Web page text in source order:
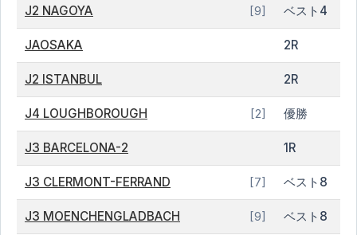
J2 NAGOYA [9] ベスト4
JAOSAKA 2R
J2 ISTANBUL 2R
J4 LOUGHBOROUGH [2] 優勝
J3 BARCELONA-2 1R
J3 CLERMONT-FERRAND [7] ベスト8
J3 MOENCHENGLADBACH [9] ベスト8